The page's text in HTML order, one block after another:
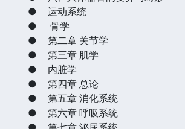
●
运动系统
●
骨学
●
第二章 关节学
●
第三章 肌学
●
内脏学
●
第四章 总论
●
第五章 消化系统
●
第六章 呼吸系统